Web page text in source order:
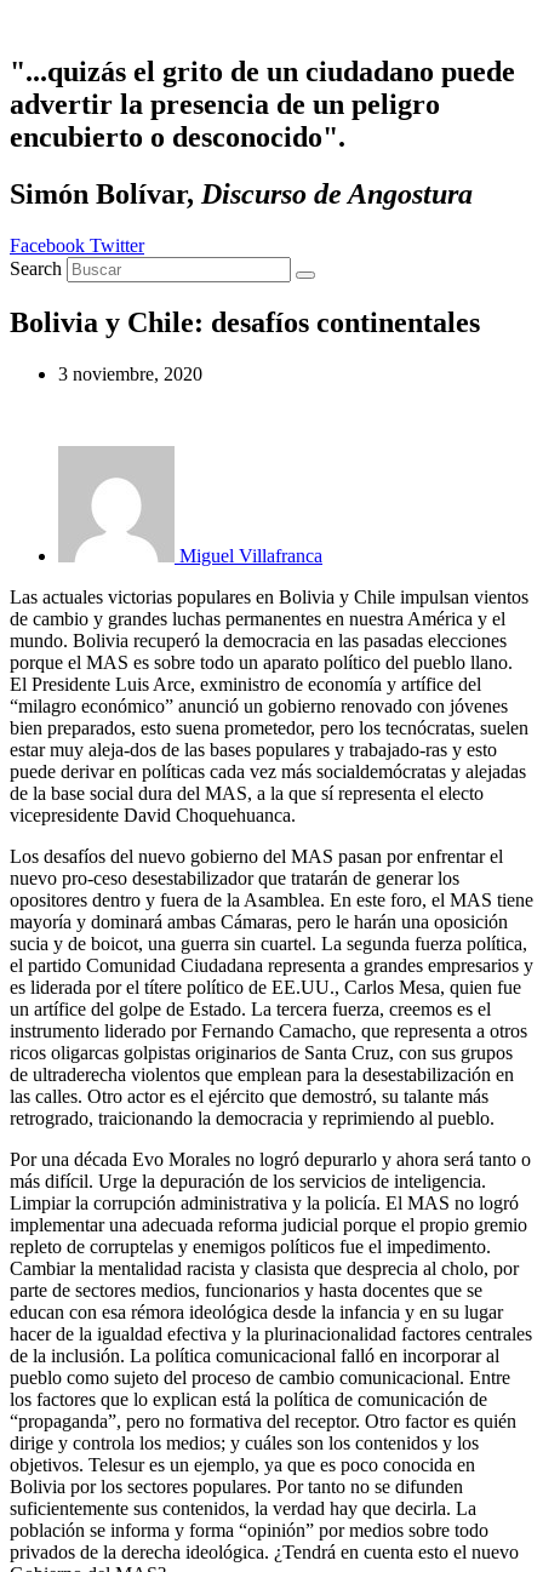
contenido
"...quizás el grito de un ciudadano puede
advertir la presencia de un peligro
encubierto o desconocido".
Simón Bolívar, Discurso de Angostura
Facebook Twitter
Search
Bolivia y Chile: desafíos continentales
3 noviembre, 2020
Miguel Villafranca
Las actuales victorias populares en Bolivia y Chile impulsan vientos
de cambio y grandes luchas permanentes en nuestra América y el
mundo. Bolivia recuperó la democracia en las pasadas elecciones
porque el MAS es sobre todo un aparato político del pueblo llano.
El Presidente Luis Arce, exministro de economía y artífice del
“milagro económico” anunció un gobierno renovado con jóvenes
bien preparados, esto suena prometedor, pero los tecnócratas, suelen
estar muy aleja-dos de las bases populares y trabajado-ras y esto
puede derivar en políticas cada vez más socialdemócratas y alejadas
de la base social dura del MAS, a la que sí representa el electo
vicepresidente David Choquehuanca.
Los desafíos del nuevo gobierno del MAS pasan por enfrentar el
nuevo pro-ceso desestabilizador que tratarán de generar los
opositores dentro y fuera de la Asamblea. En este foro, el MAS tiene
mayoría y dominará ambas Cámaras, pero le harán una oposición
sucia y de boicot, una guerra sin cuartel. La segunda fuerza política,
el partido Comunidad Ciudadana representa a grandes empresarios y
es liderada por el títere político de EE.UU., Carlos Mesa, quien fue
un artífice del golpe de Estado. La tercera fuerza, creemos es el
instrumento liderado por Fernando Camacho, que representa a otros
ricos oligarcas golpistas originarios de Santa Cruz, con sus grupos
de ultraderecha violentos que emplean para la desestabilización en
las calles. Otro actor es el ejército que demostró, su talante más
retrogrado, traicionando la democracia y reprimiendo al pueblo.
Por una década Evo Morales no logró depurarlo y ahora será tanto o
más difícil. Urge la depuración de los servicios de inteligencia.
Limpiar la corrupción administrativa y la policía. El MAS no logró
implementar una adecuada reforma judicial porque el propio gremio
repleto de corruptelas y enemigos políticos fue el impedimento.
Cambiar la mentalidad racista y clasista que desprecia al cholo, por
parte de sectores medios, funcionarios y hasta docentes que se
educan con esa rémora ideológica desde la infancia y en su lugar
hacer de la igualdad efectiva y la plurinacionalidad factores centrales
de la inclusión. La política comunicacional falló en incorporar al
pueblo como sujeto del proceso de cambio comunicacional. Entre
los factores que lo explican está la política de comunicación de
“propaganda”, pero no formativa del receptor. Otro factor es quién
dirige y controla los medios; y cuáles son los contenidos y los
objetivos. Telesur es un ejemplo, ya que es poco conocida en
Bolivia por los sectores populares. Por tanto no se difunden
suficientemente sus contenidos, la verdad hay que decirla. La
población se informa y forma “opinión” por medios sobre todo
privados de la derecha ideológica. ¿Tendrá en cuenta esto el nuevo